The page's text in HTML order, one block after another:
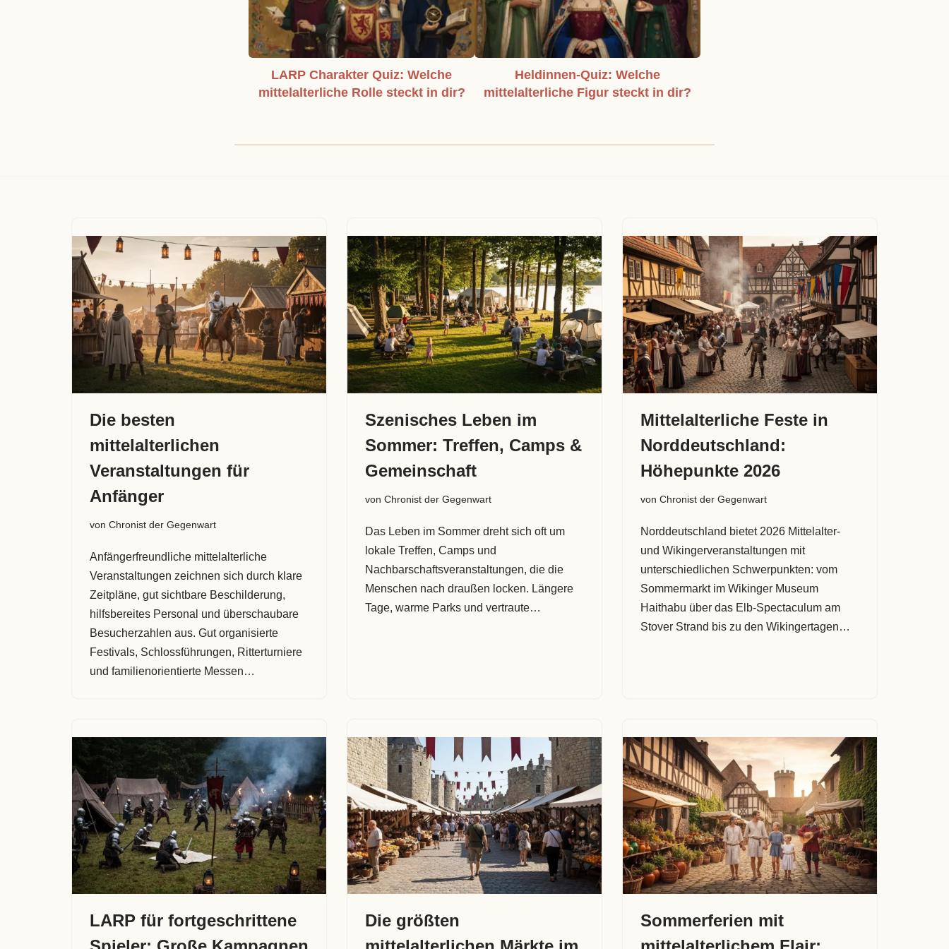
LARP Charakter Quiz: Welche
mittelalterliche Rolle steckt in dir?
Heldinnen-Quiz: Welche
mittelalterliche Figur steckt in dir?
Die besten
mittelalterlichen
Veranstaltungen für
Anfänger
von Chronist der Gegenwart
Anfängerfreundliche mittelalterliche
Veranstaltungen zeichnen sich durch klare
Zeitpläne, gut sichtbare Beschilderung,
hilfsbereites Personal und überschaubare
Besucherzahlen aus. Gut organisierte
Festivals, Schlossführungen, Ritterturniere
und familienorientierte Messen…
Szenisches Leben im
Sommer: Treffen, Camps &
Gemeinschaft
von Chronist der Gegenwart
Das Leben im Sommer dreht sich oft um
lokale Treffen, Camps und
Nachbarschaftsveranstaltungen, die die
Menschen nach draußen locken. Längere
Tage, warme Parks und vertraute…
Mittelalterliche Feste in
Norddeutschland:
Höhepunkte 2026
von Chronist der Gegenwart
Norddeutschland bietet 2026 Mittelalter-
und Wikingerveranstaltungen mit
unterschiedlichen Schwerpunkten: vom
Sommermarkt im Wikinger Museum
Haithabu über das Elb-Spectaculum am
Stover Strand bis zu den Wikingertagen…
LARP für fortgeschrittene
Die größten
Sommerferien mit